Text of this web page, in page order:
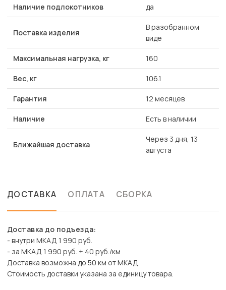
Наличие подлокотников да
Поставка изделия
В разобранном
виде
Максимальная нагрузка, кг 160
Вес, кг 106.1
Гарантия 12 месяцев
Наличие Есть в наличии
Ближайшая доставка
Через 3 дня, 13
августа
ДОСТАВКА ОПЛАТА СБОРКА
Доставка до подъезда:
- внутри МКАД 1 990 руб.
- за МКАД 1 990 руб. + 40 руб./км
Доставка возможна до 50 км от МКАД.
Стоимость доставки указана за единицу товара.